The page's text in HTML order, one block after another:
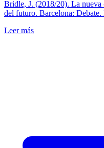
Bridle, J. (2018/20). La
del futuro. Barcelona:
Leer más